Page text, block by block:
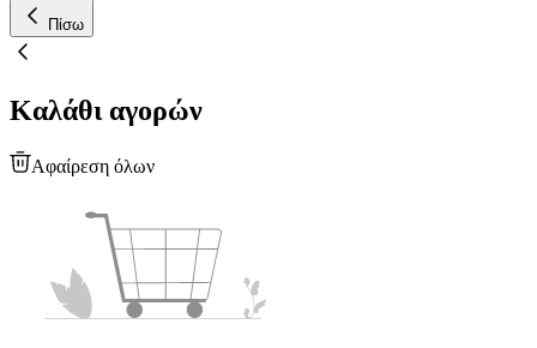
Πίσω
Καλάθι αγορών
Αφαίρεση όλων